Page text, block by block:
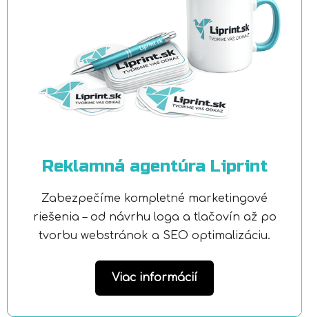
Reklamná agentúra Liprint
Zabezpečíme kompletné marketingové
riešenia – od návrhu loga a tlačovín až po
tvorbu webstránok a SEO optimalizáciu.
Viac informácií